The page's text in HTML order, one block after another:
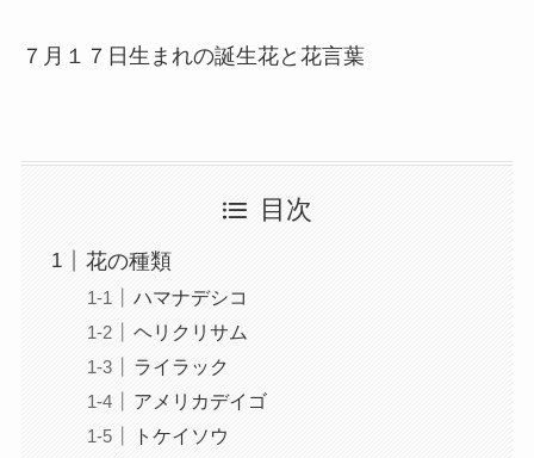
７月１７日生まれの誕生花と花言葉
目次
花の種類
ハマナデシコ
ヘリクリサム
ライラック
アメリカデイゴ
トケイソウ